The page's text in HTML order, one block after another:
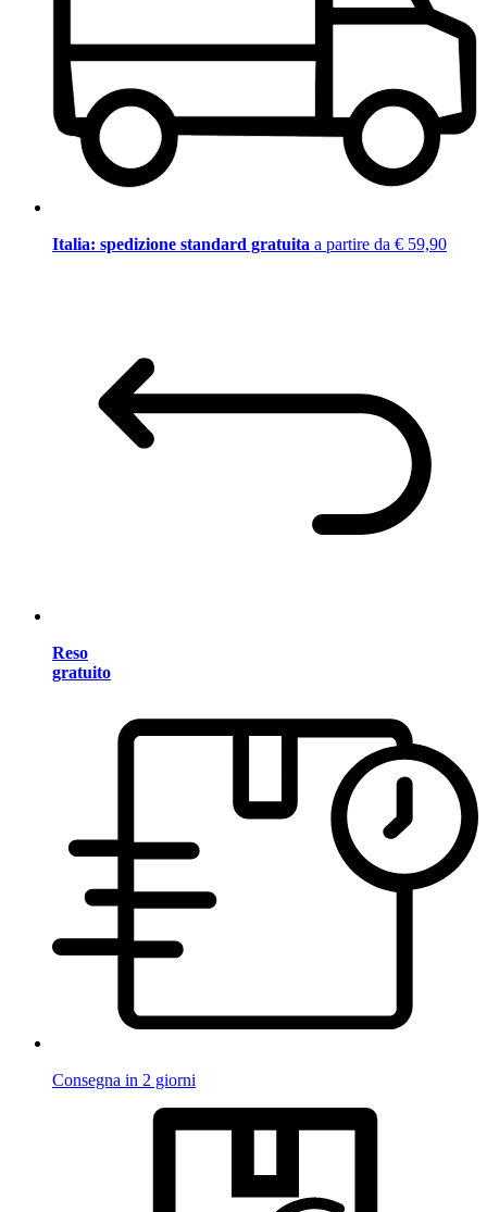
Italia: spedizione standard gratuita a partire da € 59,90
Reso
gratuito
Consegna in 2 giorni